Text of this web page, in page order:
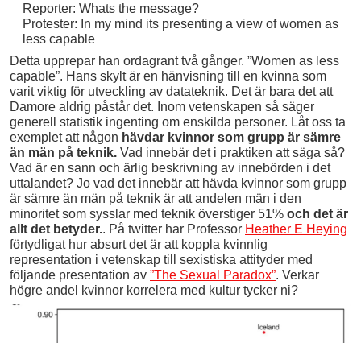
Reporter: Whats the message?
Protester: In my mind its presenting a view of women as
less capable
Detta upprepar han ordagrant två gånger. ”Women as less
capable”. Hans skylt är en hänvisning till en kvinna som
varit viktig för utveckling av datateknik. Det är bara det att
Damore aldrig påstår det. Inom vetenskapen så säger
generell statistik ingenting om enskilda personer. Låt oss ta
exemplet att någon hävdar kvinnor som grupp är sämre
än män på teknik. Vad innebär det i praktiken att säga så?
Vad är en sann och ärlig beskrivning av innebörden i det
uttalandet? Jo vad det innebär att hävda kvinnor som grupp
är sämre än män på teknik är att andelen män i den
minoritet som sysslar med teknik överstiger 51% och det är
allt det betyder.. På twitter har Professor Heather E Heying
förtydligat hur absurt det är att koppla kvinnlig
representation i vetenskap till sexistiska attityder med
följande presentation av ”The Sexual Paradox”. Verkar
högre andel kvinnor korrelera med kultur tycker ni?